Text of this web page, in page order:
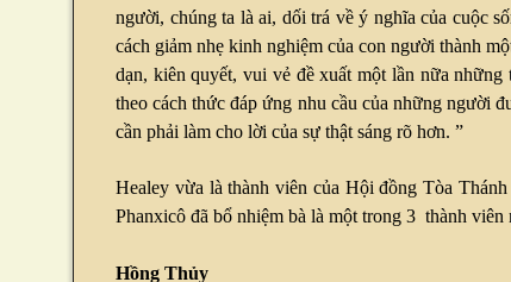
người, chúng ta là ai, dối trá về ý nghĩa của cuộc
cách giảm nhẹ kinh nghiệm của con người thành
dạn, kiên quyết, vui vẻ đề xuất một lần nữa
theo cách thức đáp ứng nhu cầu của những người
cần phải làm cho lời của sự thật sáng rõ hơn. ”
Healey vừa là thành viên của Hội đồng Tòa
Phanxicô đã bổ nhiệm bà là một trong 3 thành
Hồng Thủy